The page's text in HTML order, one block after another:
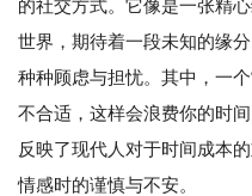
的社交方式。它像是一张精
世界，期待着一段未知的缘
种种顾虑与担忧。其中，一
不合适，这样会浪费你的时
反映了现代人对于时间成本
情感时的谨慎与不安。